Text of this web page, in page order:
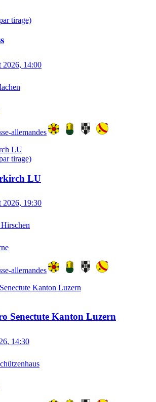
tirage)
2026, 14:00
allemandes
tirage)
LU
2026, 19:30
allemandes
Senectute Kanton Luzern
, 14:30